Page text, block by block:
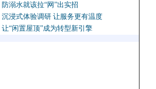
防溺水就该拉“网”出实招
沉浸式体验调研 让服务更有温度
让“闲置屋顶”成为转型新引擎